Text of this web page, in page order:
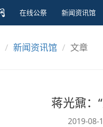
在线公祭 新闻资讯馆
新闻资讯馆 文章
蒋光鼐：
2019-08-